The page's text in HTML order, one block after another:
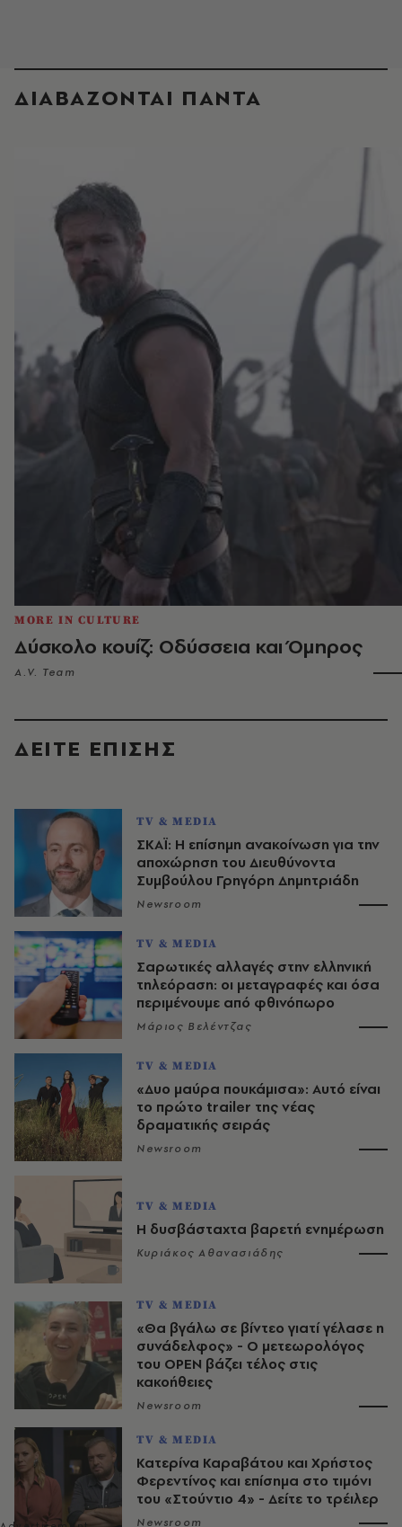
ΔΙΑΒΑΖΟΝΤΑΙ ΠΑΝΤΑ
MORE IN CULTURE
Δύσκολο κουίζ: Οδύσσεια και Όμηρος
A.V. Team
ΔΕΙΤΕ ΕΠΙΣΗΣ
TV & MEDIA
ΣΚΑΪ: Η επίσημη ανακοίνωση για την
αποχώρηση του Διευθύνοντα
Συμβούλου Γρηγόρη Δημητριάδη
Newsroom
TV & MEDIA
Σαρωτικές αλλαγές στην ελληνική
τηλεόραση: οι μεταγραφές και όσα
περιμένουμε από φθινόπωρο
Μάριος Βελέντζας
TV & MEDIA
«Δυο μαύρα πουκάμισα»: Αυτό είναι
το πρώτο trailer της νέας
δραματικής σειράς
Newsroom
TV & MEDIA
Η δυσβάσταχτα βαρετή ενημέρωση
Κυριάκος Αθανασιάδης
TV & MEDIA
«Θα βγάλω σε βίντεο γιατί γέλασε η
συνάδελφος» - Ο μετεωρολόγος
του OPEN βάζει τέλος στις
κακοήθειες
Newsroom
TV & MEDIA
Κατερίνα Καραβάτου και Χρήστος
Φερεντίνος και επίσημα στο τιμόνι
του «Στούντιο 4» - Δείτε το τρέιλερ
Newsroom